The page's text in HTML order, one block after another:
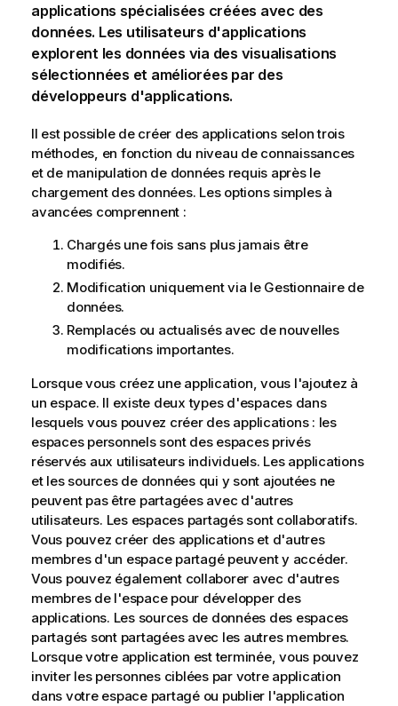
applications spécialisées créées avec des
données. Les utilisateurs d'applications
explorent les données via des visualisations
sélectionnées et améliorées par des
développeurs d'applications.
Il est possible de créer des applications selon trois
méthodes, en fonction du niveau de connaissances
et de manipulation de données requis après le
chargement des données. Les options simples à
avancées comprennent :
Chargés une fois sans plus jamais être
modifiés.
Modification uniquement via le Gestionnaire de
données.
Remplacés ou actualisés avec de nouvelles
modifications importantes.
Lorsque vous créez une application, vous l'ajoutez à
un espace. Il existe deux types d'espaces dans
lesquels vous pouvez créer des applications : les
espaces personnels sont des espaces privés
réservés aux utilisateurs individuels. Les applications
et les sources de données qui y sont ajoutées ne
peuvent pas être partagées avec d'autres
utilisateurs. Les espaces partagés sont collaboratifs.
Vous pouvez créer des applications et d'autres
membres d'un espace partagé peuvent y accéder.
Vous pouvez également collaborer avec d'autres
membres de l'espace pour développer des
applications. Les sources de données des espaces
partagés sont partagées avec les autres membres.
Lorsque votre application est terminée, vous pouvez
inviter les personnes ciblées par votre application
dans votre espace partagé ou publier l'application